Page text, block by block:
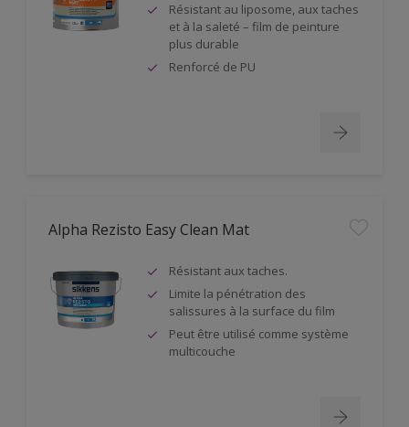
Résistant au liposome, aux taches
et à la saleté – film de peinture
plus durable
Renforcé de PU
Alpha Rezisto Easy Clean Mat
Résistant aux taches.
Limite la pénétration des
salissures à la surface du film
Peut être utilisé comme système
multicouche